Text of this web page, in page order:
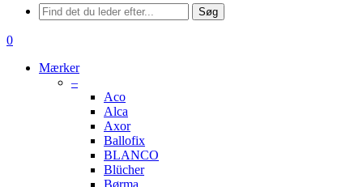
Menu
Søg
søge
0
Mærker
–
Aco
Alca
Axor
Ballofix
BLANCO
Blücher
Børma